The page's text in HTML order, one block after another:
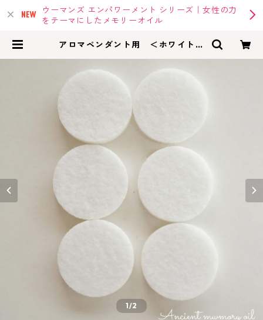
ウーマンズ エンパワーメント シリーズ｜女性の力
をテーマにしたメモリーオイル
アロマペンダント用 ＜ホワイトフ
リーオイルの専門店
1/2